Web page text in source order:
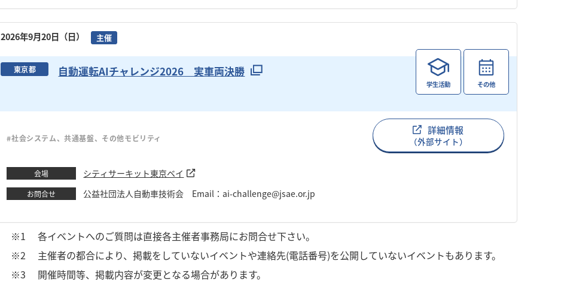
2026年9月20日（日） 主催
東京都 自動運転AIチャレンジ2026 実車両決勝
学生活動 その他
#社会システム、共通基盤、その他モビリティ
詳細情報
（外部サイト）
会場 シティサーキット東京ベイ
お問合せ 公益社団法人自動車技術会 Email：ai-challenge@jsae.or.jp
※1
各イベントへのご質問は直接各主催者事務局にお問合せ下さい。
※2
主催者の都合により、掲載をしていないイベントや連絡先(電話番号)を公開していないイベントもあります。
※3
開催時間等、掲載内容が変更となる場合があります。